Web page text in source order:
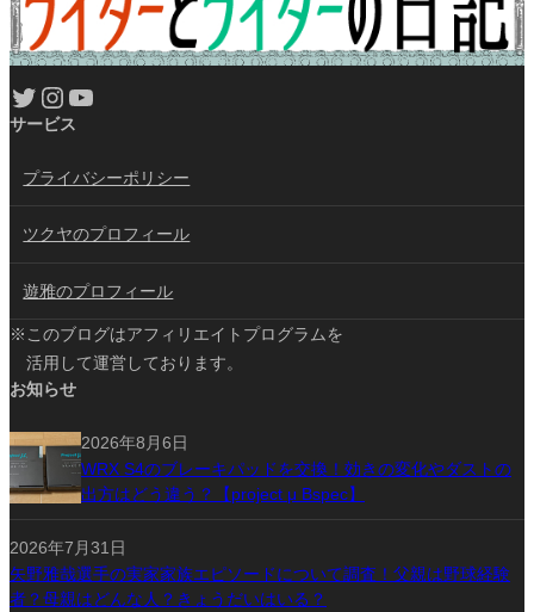
Twitter Instagram YouTube
サービス
プライバシーポリシー
ツクヤのプロフィール
遊雅のプロフィール
※このブログはアフィリエイトプログラムを
活用して運営しております。
お知らせ
2026年8月6日
WRX S4のブレーキパッドを交換！効きの変化やダストの
出方はどう違う？【project μ Bspec】
2026年7月31日
矢野雅哉選手の実家家族エピソードについて調査！父親は野球経験
者？母親はどんな人？きょうだいはいる？